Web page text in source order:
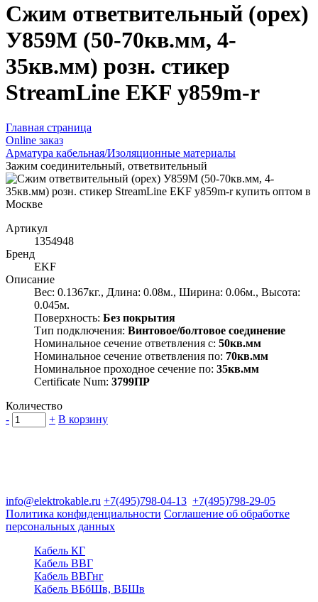
Сжим ответвительный (орех)
У859М (50-70кв.мм, 4-
35кв.мм) розн. стикер
StreamLine EKF y859m-r
Главная страница
Оnline заказ
Арматура кабельная/Изоляционные материалы
Зажим соединительный, ответвительный
Артикул
1354948
Бренд
EKF
Описание
Вес: 0.1367кг., Длина: 0.08м., Ширина: 0.06м., Высота:
0.045м.
Поверхность: Без покрытия
Тип подключения: Винтовое/болтовое соединение
Номинальное сечение ответвления с: 50кв.мм
Номинальное сечение ответвления по: 70кв.мм
Номинальное проходное сечение по: 35кв.мм
Certificate Num: 3799ПР
Количество
-
+ В корзину
info@elektrokable.ru +7(495)798-04-13 +7(495)798-29-05
Политика конфиденциальности Соглашение об обработке
персональных данных
Кабель КГ
Кабель ВВГ
Кабель ВВГнг
Кабель ВБбШв, ВБШв